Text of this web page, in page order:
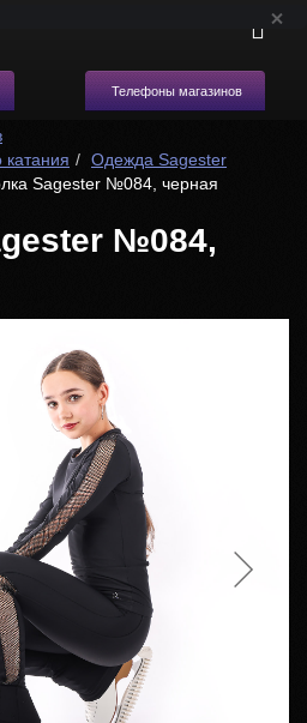
Телефоны магазинов
Одежда Sagester
Sagester №084, черная
№084,